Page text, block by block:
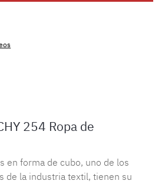
254 Ropa de
en forma de cubo, uno de los
de la industria textil, tienen su